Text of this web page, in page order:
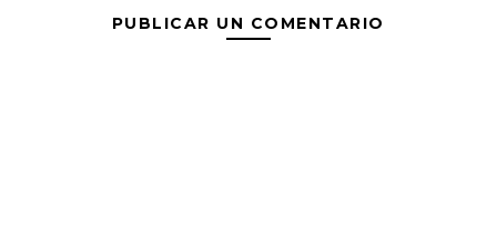
PUBLICAR UN COMENTARIO